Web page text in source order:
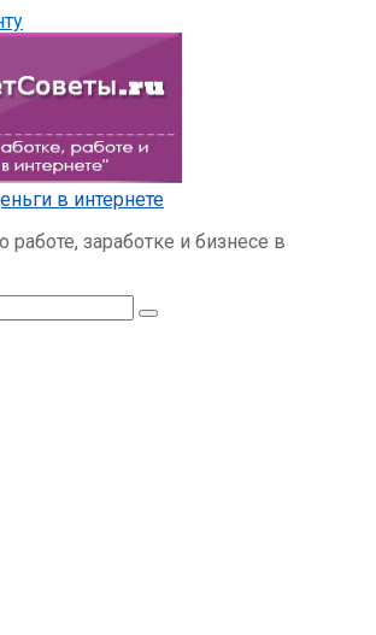
в интернете
работе, заработке и бизнесе в